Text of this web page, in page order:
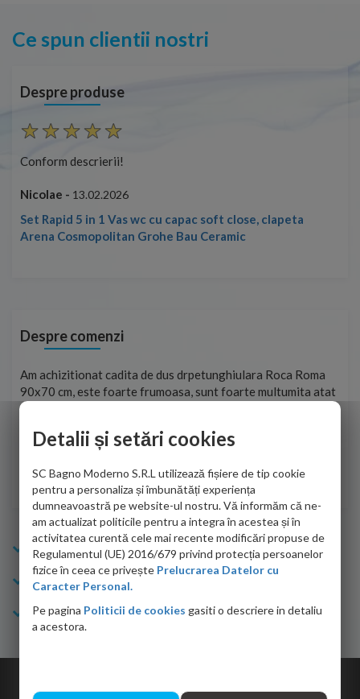
Ce spun clientii nostri
Despre produse
Conform descrierii!
Nicolae - 13.02.2026
Set Rapid 5 in 1 Vas wc cu capac soft close, clapeta
Arena Cosmopolitan Grohe Bau Ceramic
Despre comenzi
Am achizitionat cadita de dus drpetunghiulara Roca Roma
90x70 cm, este foarte frumoasa, sunt foarte multumita atat
de personalul firmei dvs. cu care am colaborat in obtinerea
adus coletul in siguranta.Numai bine, va doresc!
Sofrone Viviana -28.07.2026
Info Bagno
Cumparaturi
Suport clienti
Detalii și setări cookies
SC Bagno Moderno S.R.L utilizează fișiere de tip cookie
pentru a personaliza și îmbunătăți experiența
dumneavoastră pe website-ul nostru. Vă informăm că ne-
am actualizat politicile pentru a integra în acestea și în
activitatea curentă cele mai recente modificări propuse de
Regulamentul (UE) 2016/679 privind protecția persoanelor
fizice în ceea ce privește Prelucrarea Datelor cu
Caracter Personal.
Pe pagina Politicii de cookies gasiti o descriere in detaliu
a acestora.